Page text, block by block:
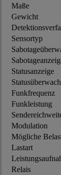
Maße
Gewicht
Sensortyp
Statusanzeige
Funkfrequenz
Funkleistung
Modulation
Mögliche
Lastart
Relais